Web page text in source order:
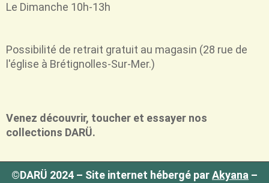
Le Dimanche 10h-13h
Possibilité de retrait gratuit au magasin (28 rue de
l'église à Brétignolles-Sur-Mer.)
Venez découvrir, toucher et essayer nos
collections DARÜ.
©DARÜ 2024 – Site internet hébergé parAkyana –